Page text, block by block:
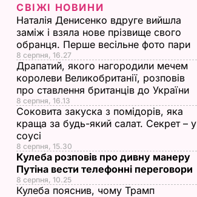
СВІЖІ НОВИНИ
Наталія Денисенко вдруге вийшла
заміж і взяла нове прізвище свого
обранця. Перше весільне фото пари
8 серпня, 16.27
Драпатий, якого нагородили мечем
королеви Великобританії, розповів
про ставлення британців до України
8 серпня, 16.13
Соковита закуска з помідорів, яка
краща за будь-який салат. Секрет – у
соусі
8 серпня, 15.30
Кулеба розповів про дивну манеру
Путіна вести телефонні переговори
8 серпня, 10.25
Кулеба пояснив, чому Трамп